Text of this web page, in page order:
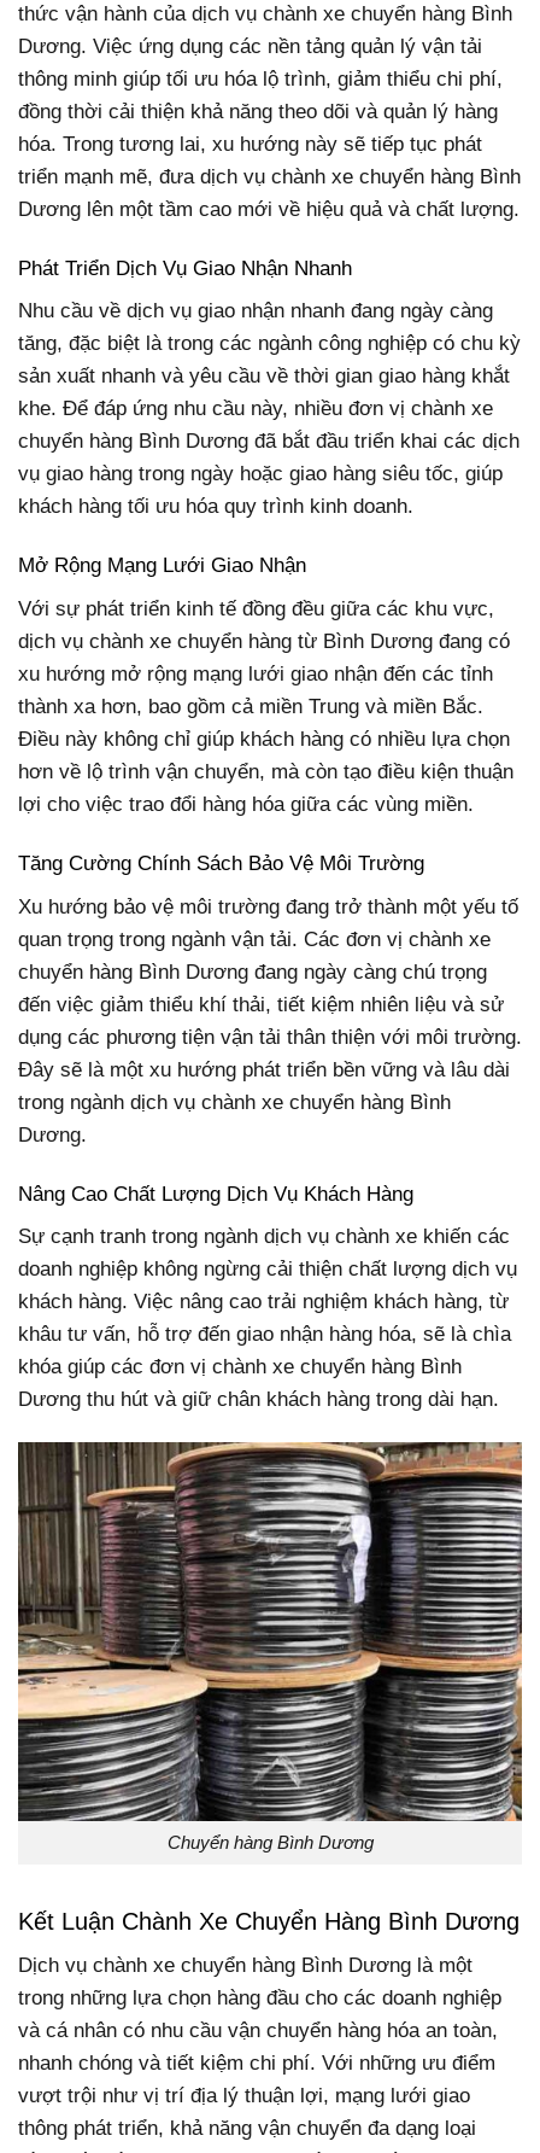
thức vận hành của dịch vụ chành xe chuyển hàng Bình
Dương. Việc ứng dụng các nền tảng quản lý vận tải
thông minh giúp tối ưu hóa lộ trình, giảm thiểu chi phí,
đồng thời cải thiện khả năng theo dõi và quản lý hàng
hóa. Trong tương lai, xu hướng này sẽ tiếp tục phát
triển mạnh mẽ, đưa dịch vụ chành xe chuyển hàng Bình
Dương lên một tầm cao mới về hiệu quả và chất lượng.
Phát Triển Dịch Vụ Giao Nhận Nhanh
Nhu cầu về dịch vụ giao nhận nhanh đang ngày càng
tăng, đặc biệt là trong các ngành công nghiệp có chu kỳ
sản xuất nhanh và yêu cầu về thời gian giao hàng khắt
khe. Để đáp ứng nhu cầu này, nhiều đơn vị chành xe
chuyển hàng Bình Dương đã bắt đầu triển khai các dịch
vụ giao hàng trong ngày hoặc giao hàng siêu tốc, giúp
khách hàng tối ưu hóa quy trình kinh doanh.
Mở Rộng Mạng Lưới Giao Nhận
Với sự phát triển kinh tế đồng đều giữa các khu vực,
dịch vụ chành xe chuyển hàng từ Bình Dương đang có
xu hướng mở rộng mạng lưới giao nhận đến các tỉnh
thành xa hơn, bao gồm cả miền Trung và miền Bắc.
Điều này không chỉ giúp khách hàng có nhiều lựa chọn
hơn về lộ trình vận chuyển, mà còn tạo điều kiện thuận
lợi cho việc trao đổi hàng hóa giữa các vùng miền.
Tăng Cường Chính Sách Bảo Vệ Môi Trường
Xu hướng bảo vệ môi trường đang trở thành một yếu tố
quan trọng trong ngành vận tải. Các đơn vị chành xe
chuyển hàng Bình Dương đang ngày càng chú trọng
đến việc giảm thiểu khí thải, tiết kiệm nhiên liệu và sử
dụng các phương tiện vận tải thân thiện với môi trường.
Đây sẽ là một xu hướng phát triển bền vững và lâu dài
trong ngành dịch vụ chành xe chuyển hàng Bình
Dương.
Nâng Cao Chất Lượng Dịch Vụ Khách Hàng
Sự cạnh tranh trong ngành dịch vụ chành xe khiến các
doanh nghiệp không ngừng cải thiện chất lượng dịch vụ
khách hàng. Việc nâng cao trải nghiệm khách hàng, từ
khâu tư vấn, hỗ trợ đến giao nhận hàng hóa, sẽ là chìa
khóa giúp các đơn vị chành xe chuyển hàng Bình
Dương thu hút và giữ chân khách hàng trong dài hạn.
Chuyển hàng Bình Dương
Kết Luận Chành Xe Chuyển Hàng Bình Dương
Dịch vụ chành xe chuyển hàng Bình Dương là một
trong những lựa chọn hàng đầu cho các doanh nghiệp
và cá nhân có nhu cầu vận chuyển hàng hóa an toàn,
nhanh chóng và tiết kiệm chi phí. Với những ưu điểm
vượt trội như vị trí địa lý thuận lợi, mạng lưới giao
thông phát triển, khả năng vận chuyển đa dạng loại